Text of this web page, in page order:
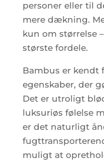
personer eller til
mere dækning.
kun om størrelse
største fordele.
Bambus er kendt
egenskaber, der
Det er utroligt
luksuriøs følelse
er det naturligt
muligt at